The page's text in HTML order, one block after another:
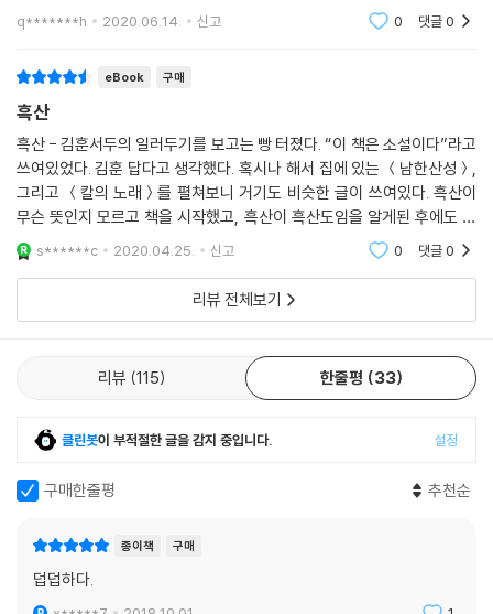
을 불어넣으며 소설적 재미를 만끽하게 만든다. 이렇듯 흑산은 마치 대하
끝까지 붙들고 놓지 않는다.
백성들의 살을 바르는 박민剝民의 참상과
참위설에 기대 말세를 노래하는 민초들
작가 김훈은 『흑산』의 조선 민초들의 참상을 소름끼치는 묘사력으로 그려
낸다. 서너 달에 한 번씩 바뀌는 수령을 위해 송덕비를 세우다 농사를 작파
하게 된 백성들의 상소(22쪽), 흙떡을 쪄먹고 공납을 피해 어린 소나무 뿌
리를 뽑아 던지는 흑산 주민 장팔수의 절규(196쪽), “주여, 우리를 매 맞
아 죽지 않게 하소서. 주여, 우리를 굶어 죽지 않게 하소서”(본문 58쪽)라
고 기도하는 오동희의 언문 기도문에서 조선의 민초들은 차마 눈뜨고 보기
어려울 정도로 피폐한 삶을 견뎌간다. 『흑산』의 곳곳에서 말세와 새로운
세상을 노래하는 '정감록' 등 도참의 주문이 천주교의 구원과 지복에 대한
히 궁으로 불러 손목을 어루만지며 치하했고 황사영은 어수가 닿은 손목에
붉은 비단을 감고 다녔다는 이야기가 전한다. 황사영은 당대의 석학들을
만나 학문을 넓히던 중 다산 정약용 일가를 만나고 정약전 형제의 맏형 정
수록 인물과 인물이 상호작용을 하면서 책속의 인물관과 세계관이 머릿속
에서 퍼즐처럼
q*******h 2020.06.14. 신고 0 댓글0
eBook 구매
흑산
흑산 - 김훈서두의 일러두기를 보고는 빵 터졌다. “이 책은 소설이다”라고
쓰여있었다. 김훈 답다고 생각했다. 혹시나 해서 집에 있는 ＜남한산성＞,
그리고 ＜칼의 노래＞를 펼쳐보니 거기도 비슷한 글이 쓰여있다. 흑산이
무슨 뜻인지 모르고 책을 시작했고, 흑산이 흑산도임을 알게된 후에도 이
책이 대체 무슨 내용을 쓴 책인지 몰랐다. 무척 무거운 책이었다. 정약현,
약전,
s******c 2020.04.25. 신고 0 댓글0
리뷰 전체보기
리뷰 115 한줄평 33
클린봇이 부적절한 글을 감지 중입니다. 설정
구매한줄평 추천순
종이책 구매
덥덥하다.